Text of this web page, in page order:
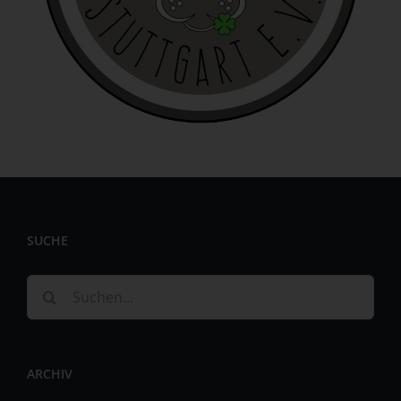
SUCHE
nach:
ARCHIV
identifizierbar wird eine natürliche Person angesehen, die
direkt oder indirekt, insbesondere mittels Zuordnung zu
einer Kennung wie einem Namen, zu einer Kennnummer,
zu Standortdaten, zu einer Online-Kennung oder zu
einem oder mehreren besonderen Merkmalen, die
Ausdruck der physischen, physiologischen, genetischen,
psychischen, wirtschaftlichen, kulturellen oder sozialen
identifizierbare natürliche Person, deren
Vorgangsreihe im Zusammenhang mit